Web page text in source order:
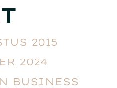
2015
2024
BUSINESS